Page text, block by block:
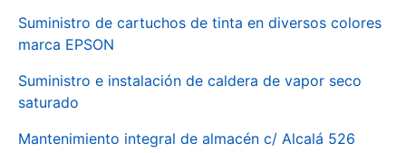
Suministro de cartuchos de tinta en diversos colores
marca EPSON
Suministro e instalación de caldera de vapor seco
saturado
Mantenimiento integral de almacén c/ Alcalá 526